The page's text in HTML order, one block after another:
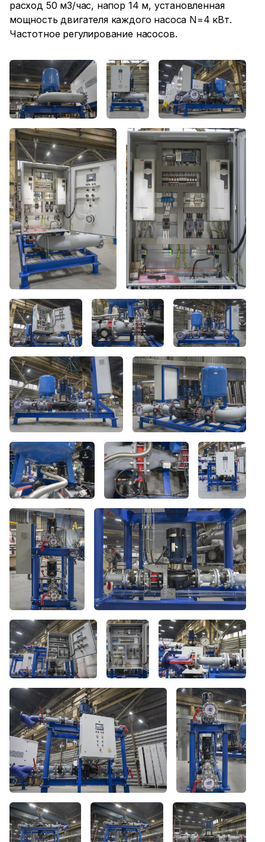
расход 50 м3/час, напор 14 м, установленная
мощность двигателя каждого насоса N=4 кВт.
Частотное регулирование насосов.